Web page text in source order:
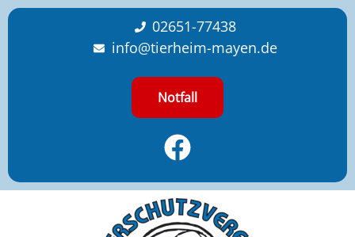
content
02651-77438
info@tierheim-mayen.de
Notfall